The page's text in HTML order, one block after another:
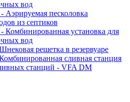
вод
песколовка
из септиков
установка для
вод
решетка в резервуаре
сливная станция
станций - VFA DM